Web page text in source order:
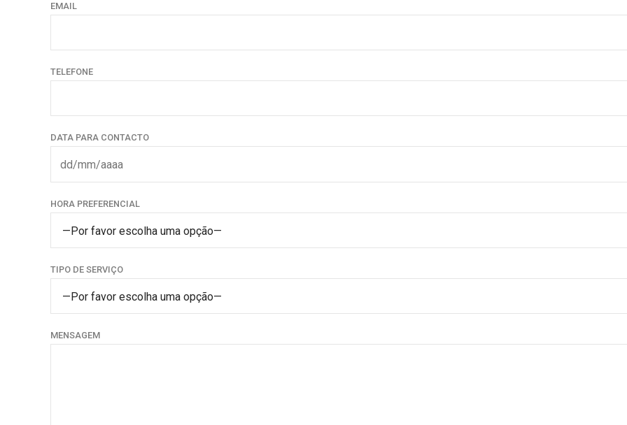
EMAIL
TELEFONE
DATA PARA CONTACTO
HORA PREFERENCIAL
—Por favor escolha uma opção—
TIPO DE SERVIÇO
—Por favor escolha uma opção—
MENSAGEM